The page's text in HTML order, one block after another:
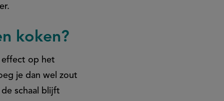
koken?
effect op het
je dan wel zout
schaal blijft